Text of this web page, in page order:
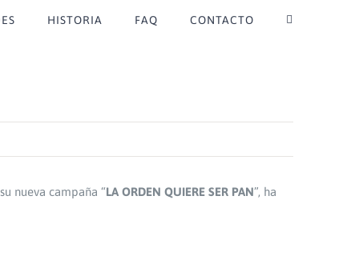
HISTORIA FAQ CONTACTO
nueva campaña “LA ORDEN QUIERE SER PAN”, ha